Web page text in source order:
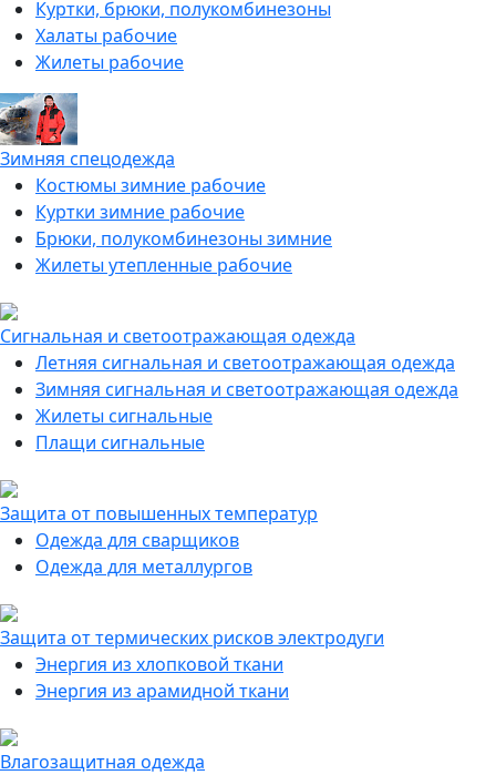
Куртки, брюки, полукомбинезоны
Халаты рабочие
Жилеты рабочие
Зимняя спецодежда
Костюмы зимние рабочие
Куртки зимние рабочие
Брюки, полукомбинезоны зимние
Жилеты утепленные рабочие
Сигнальная и светоотражающая одежда
Летняя сигнальная и светоотражающая одежда
Зимняя сигнальная и светоотражающая одежда
Жилеты сигнальные
Плащи сигнальные
Защита от повышенных температур
Одежда для сварщиков
Одежда для металлургов
Защита от термических рисков электродуги
Энергия из хлопковой ткани
Энергия из арамидной ткани
Влагозащитная одежда